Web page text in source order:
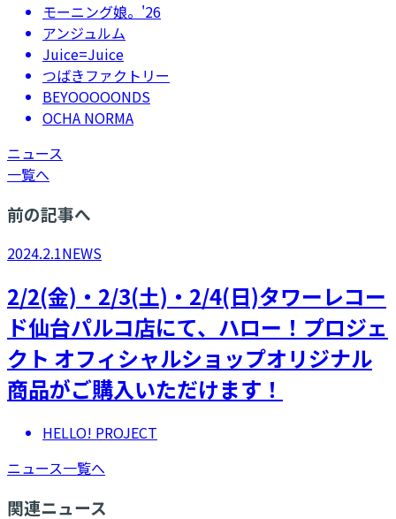
モーニング娘。'26
アンジュルム
Juice=Juice
つばきファクトリー
BEYOOOOONDS
OCHA NORMA
ニュース
一覧へ
前の記事へ
2024.2.1NEWS
2/2(金)・2/3(土)・2/4(日)タワーレコー
ド仙台パルコ店にて、ハロー！プロジェ
クト オフィシャルショップオリジナル
商品がご購入いただけます！
HELLO! PROJECT
ニュース一覧へ
関連ニュース